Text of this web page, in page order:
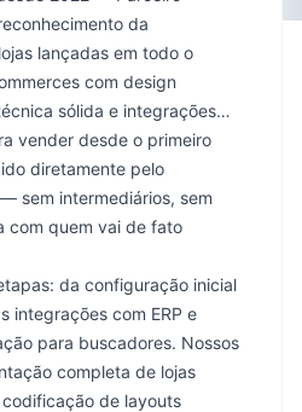
da
lançadas em todo o
com design
sólida e integrações
vender desde o primeiro
diretamente pelo
sem intermediários, sem
com quem vai de fato
da configuração inicial
integrações com ERP e
para buscadores. Nossos
completa de lojas
de layouts